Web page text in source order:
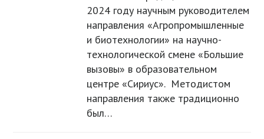
2024 году научным руководителем
направления «Агропромышленные
и биотехнологии» на научно-
технологической смене «Большие
вызовы» в образовательном
центре «Сириус». Методистом
направления также традиционно
был…